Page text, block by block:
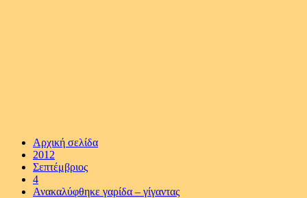
Αρχική σελίδα
2012
Σεπτέμβριος
4
Ανακαλύφθηκε γαρίδα – γίγαντας